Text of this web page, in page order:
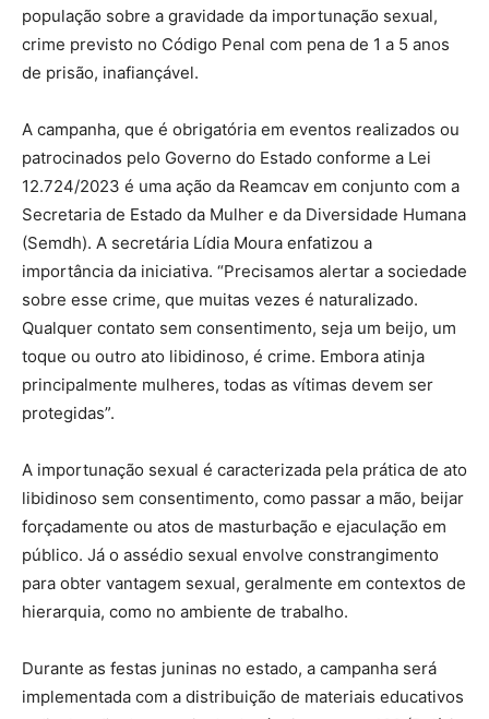
população sobre a gravidade da importunação sexual,
crime previsto no Código Penal com pena de 1 a 5 anos
de prisão, inafiançável.
A campanha, que é obrigatória em eventos realizados ou
patrocinados pelo Governo do Estado conforme a Lei
12.724/2023 é uma ação da Reamcav em conjunto com a
Secretaria de Estado da Mulher e da Diversidade Humana
(Semdh). A secretária Lídia Moura enfatizou a
importância da iniciativa. “Precisamos alertar a sociedade
sobre esse crime, que muitas vezes é naturalizado.
Qualquer contato sem consentimento, seja um beijo, um
toque ou outro ato libidinoso, é crime. Embora atinja
principalmente mulheres, todas as vítimas devem ser
protegidas”.
A importunação sexual é caracterizada pela prática de ato
libidinoso sem consentimento, como passar a mão, beijar
forçadamente ou atos de masturbação e ejaculação em
público. Já o assédio sexual envolve constrangimento
para obter vantagem sexual, geralmente em contextos de
hierarquia, como no ambiente de trabalho.
Durante as festas juninas no estado, a campanha será
implementada com a distribuição de materiais educativos